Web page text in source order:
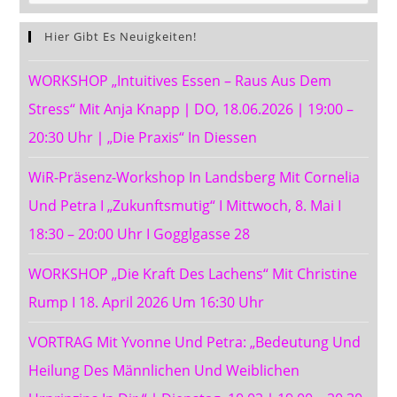
Hier Gibt Es Neuigkeiten!
WORKSHOP „Intuitives Essen – Raus Aus Dem
Stress“ Mit Anja Knapp ∣ DO, 18.06.2026 ∣ 19:00 –
20:30 Uhr ∣ „Die Praxis“ In Diessen
WiR-Präsenz-Workshop In Landsberg Mit Cornelia
Und Petra I „Zukunftsmutig“ I Mittwoch, 8. Mai I
18:30 – 20:00 Uhr I Gogglgasse 28
WORKSHOP „Die Kraft Des Lachens“ Mit Christine
Rump I 18. April 2026 Um 16:30 Uhr
VORTRAG Mit Yvonne Und Petra: „Bedeutung Und
Heilung Des Männlichen Und Weiblichen